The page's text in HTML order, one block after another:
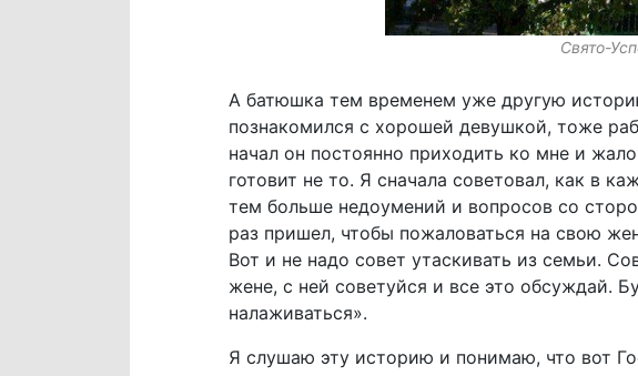
Свято-
А батюшка тем временем уже другую
познакомился с хорошей девушкой, тоже
начал он постоянно приходить ко мне и
готовит не то. Я сначала советовал, как в
тем больше недоумений и вопросов со
раз пришел, чтобы пожаловаться на свою
Вот и не надо совет утаскивать из семьи.
жене, с ней советуйся и все это обсуждай.
налаживаться».
Я слушаю эту историю и понимаю, что вот